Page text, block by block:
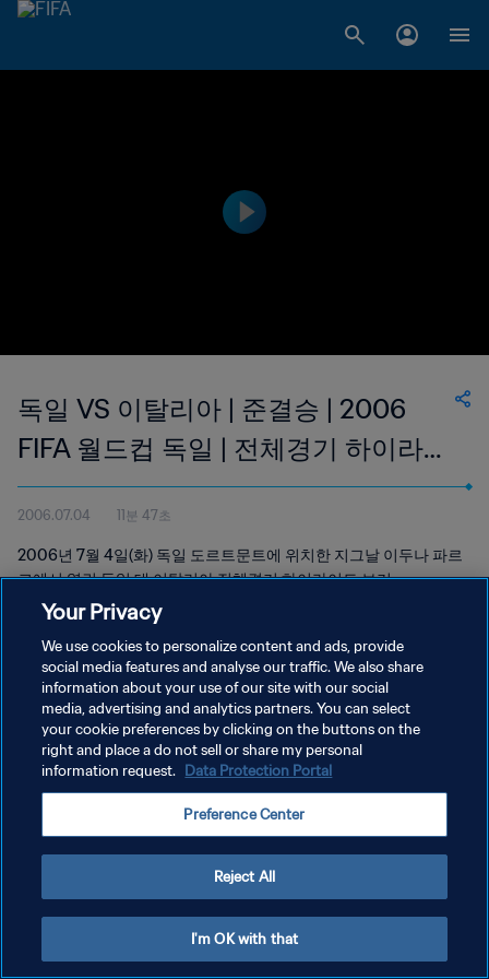
독일 VS 이탈리아 | 준결승 | 2006
FIFA 월드컵 독일 | 전체경기 하이라이
트
2006.07.04 11분 47초
2006년 7월 4일(화) 독일 도르트문트에 위치한 지그날 이두나 파르
크에서 열린 독일 대 이탈리아 전체경기 하이라이트 보기
개인정보 보호정책
서비스 약관
쿠키 기본 설정 관리
Your Privacy
We use cookies to personalize content and ads, provide
social media features and analyse our traffic. We also share
information about your use of our site with our social
media, advertising and analytics partners. You can select
your cookie preferences by clicking on the buttons on the
right and place a do not sell or share my personal
information request. Data Protection Portal
Preference Center
Reject All
I'm OK with that